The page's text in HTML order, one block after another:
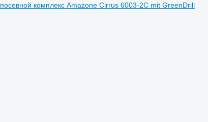
посевной комплекс Amazone Cirrus 6003-2C mit GreenDrill